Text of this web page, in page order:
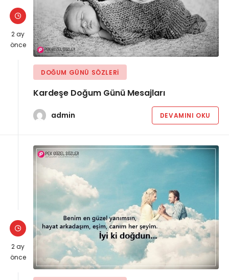
2 ay
önce
DOĞUM GÜNÜ SÖZLERI
Kardeşe Doğum Günü Mesajları
admin DEVAMINI OKU
2 ay
önce